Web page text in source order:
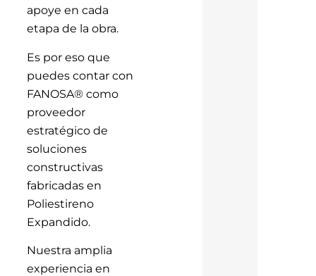
apoye en cada
etapa de la obra.
Es por eso que
puedes contar con
FANOSA® como
proveedor
estratégico de
soluciones
constructivas
fabricadas en
Poliestireno
Expandido.
Nuestra amplia
experiencia en